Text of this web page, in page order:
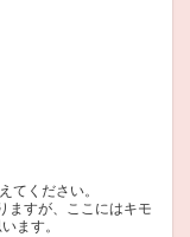
てください。
ますが、ここにはキモ
ます。